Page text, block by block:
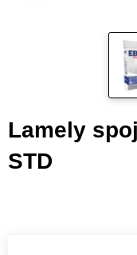
Lamely
STD